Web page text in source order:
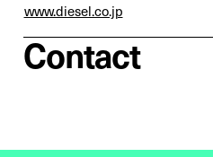
www.diesel.co.jp
Contact